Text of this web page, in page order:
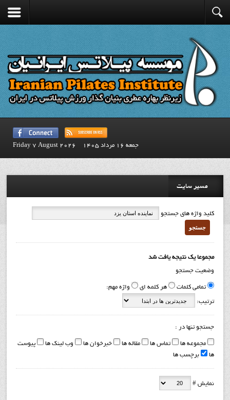
جمعه 16 مرداد 1405 Friday 7 August 2026
مسیر سایت
کلید واژه های جستجو
جستجو
مجموعا یک نتیجه یافت شد
وضعیت جستجو
تمامی کلمات هر کلمه ای واژه مهم:
ترتیب:
جستجو تنها در :
مجموعه ها تماس ها مقاله ها خبرخوان ها وب لینک ها
پیوست
ها
برچسب ها
نمایش #